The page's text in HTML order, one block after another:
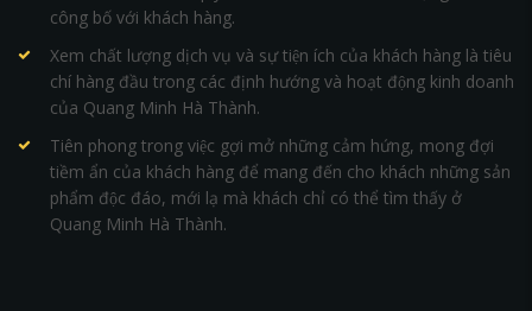
công bố với khách hàng.
Xem chất lượng dịch vụ và sự tiện ích của khách hàng là tiêu
chí hàng đầu trong các định hướng và hoạt động kinh doanh
của Quang Minh Hà Thành.
Tiên phong trong việc gợi mở những cảm hứng, mong đợi
tiềm ẩn của khách hàng để mang đến cho khách những sản
phẩm độc đáo, mới lạ mà khách chỉ có thể tìm thấy ở
Quang Minh Hà Thành.